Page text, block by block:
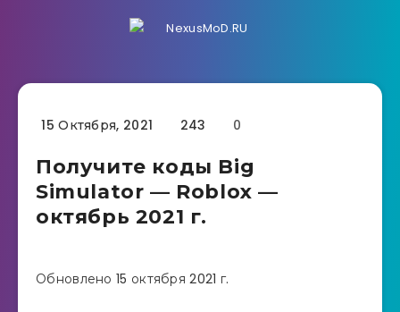
15 Октября, 2021 243 0
Получите коды Big
Simulator — Roblox —
октябрь 2021 г.
Обновлено 15 октября 2021 г.